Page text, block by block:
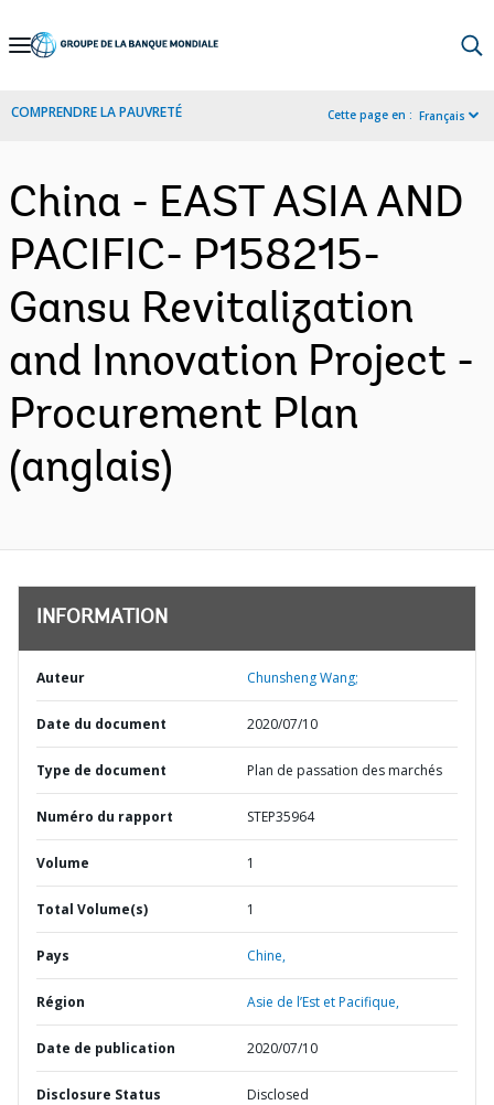
Skip
Navigation
COMPRENDRE LA PAUVRETÉ Cette page en : Français
China - EAST ASIA AND
PACIFIC- P158215-
Gansu Revitalization
and Innovation Project -
Procurement Plan
(anglais)
INFORMATION
Auteur Chunsheng Wang;
Date du document 2020/07/10
Type de document Plan de passation des marchés
Numéro du rapport STEP35964
Volume 1
Total Volume(s) 1
Pays Chine,
Région Asie de l’Est et Pacifique,
Date de publication 2020/07/10
Disclosure Status Disclosed